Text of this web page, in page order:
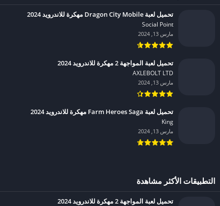
تحميل لعبة Dragon City Mobile مهكرة للاندرويد 2024
Social Point‏
مارس 13, 2024
تحميل لعبة المواجهة 2 مهكرة للاندرويد 2024
AXLEBOLT LTD‏
مارس 13, 2024
تحميل لعبة Farm Heroes Saga مهكرة للاندرويد 2024
King‏
مارس 13, 2024
التطبيقات الأكثر مشاهدة
تحميل لعبة المواجهة 2 مهكرة للاندرويد 2024